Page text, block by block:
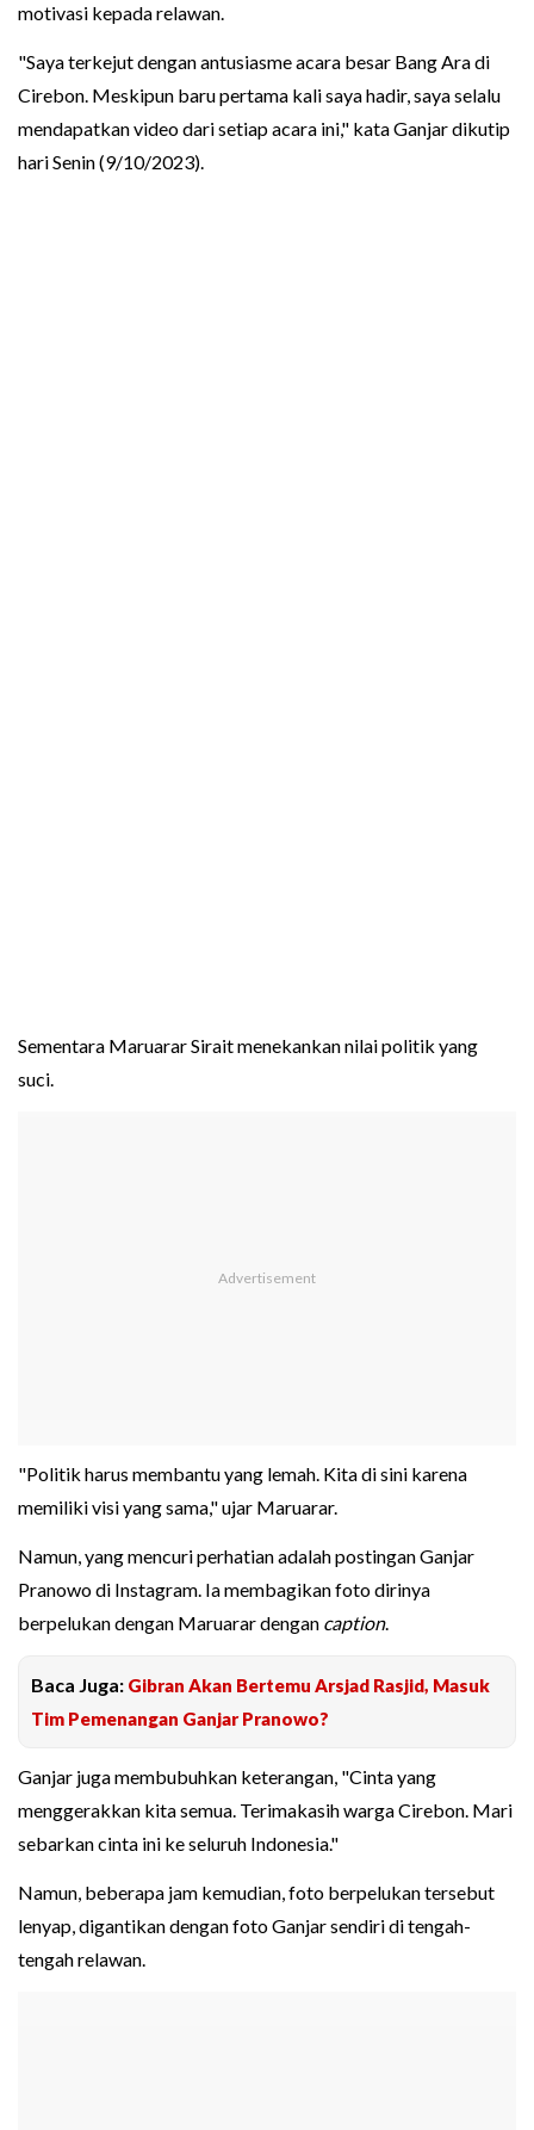
motivasi kepada relawan.
"Saya terkejut dengan antusiasme acara besar Bang Ara di
Cirebon. Meskipun baru pertama kali saya hadir, saya selalu
mendapatkan video dari setiap acara ini," kata Ganjar dikutip
hari Senin (9/10/2023).
Sementara Maruarar Sirait menekankan nilai politik yang
suci.
"Politik harus membantu yang lemah. Kita di sini karena
memiliki visi yang sama," ujar Maruarar.
Namun, yang mencuri perhatian adalah postingan Ganjar
Pranowo di Instagram. Ia membagikan foto dirinya
berpelukan dengan Maruarar dengan caption.
Baca Juga: Gibran Akan Bertemu Arsjad Rasjid, Masuk
Tim Pemenangan Ganjar Pranowo?
Ganjar juga membubuhkan keterangan, "Cinta yang
menggerakkan kita semua. Terimakasih warga Cirebon. Mari
sebarkan cinta ini ke seluruh Indonesia."
Namun, beberapa jam kemudian, foto berpelukan tersebut
lenyap, digantikan dengan foto Ganjar sendiri di tengah-
tengah relawan.